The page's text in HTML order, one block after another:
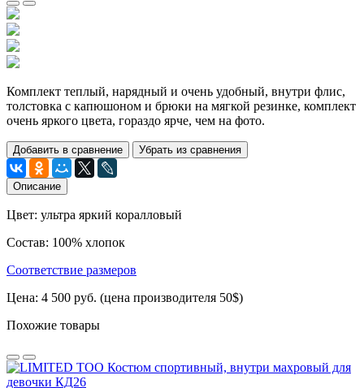
Комплект теплый, нарядный и очень удобный, внутри флис,
толстовка с капюшоном и брюки на мягкой резинке, комплект
очень яркого цвета, гораздо ярче, чем на фото.
Добавить в сравнение Убрать из сравнения
Описание
Цвет: ультра яркий коралловый
Состав: 100% хлопок
Соответствие размеров
Цена: 4 500 руб. (цена производителя 50$)
Похожие товары